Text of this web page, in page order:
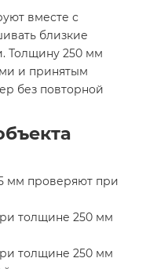
вместе с
близкие
Толщину 250 мм
и принятым
без повторной
мм проверяют при
толщине 250 мм
толщине 250 мм